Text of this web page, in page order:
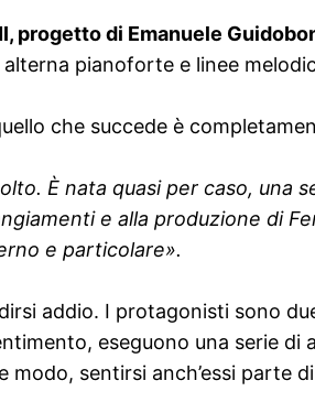
progetto di Emanuele
pianoforte e linee
che succede è
È nata quasi per caso, una
e alla produzione di
e particolare».
addio. I protagonisti sono
eseguono una serie di
sentirsi anch’essi parte